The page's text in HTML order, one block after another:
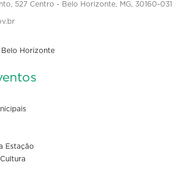
527 Centro - Belo Horizonte, MG, 30160-031
Belo Horizonte
Estação